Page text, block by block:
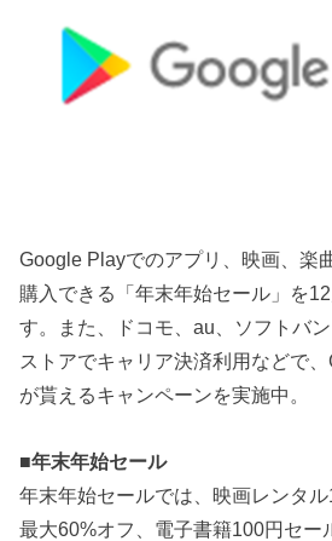
Google Playでのアプリ、映画、楽
購入できる「年末年始セール」を
す。また、ドコモ、au、ソフトバ
ストアでキャリア決済利用などで
が貰えるキャンペーンを実施中。
■年末年始セール
年末年始セールでは、映画レンタ
最大60%オフ、電子書籍100円セー